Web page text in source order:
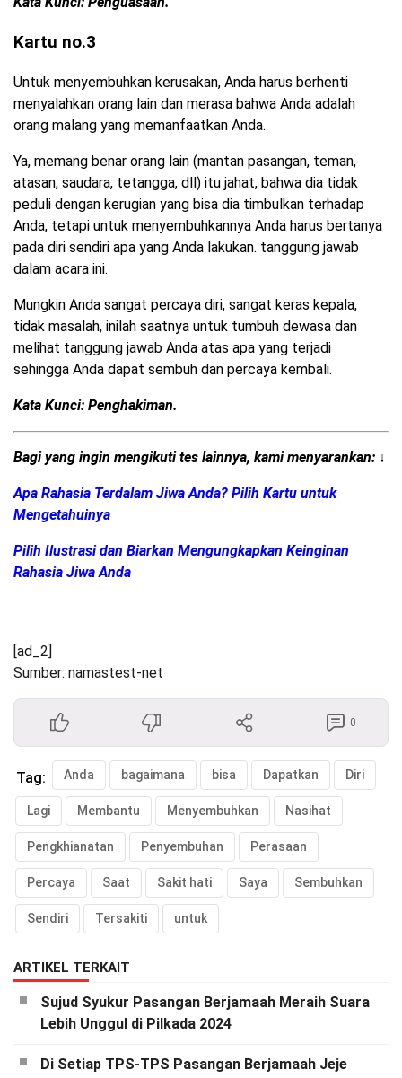
Kartu no.3
Untuk menyembuhkan kerusakan, Anda harus berhenti
menyalahkan orang lain dan merasa bahwa Anda adalah
orang malang yang memanfaatkan Anda.
Ya, memang benar orang lain (mantan pasangan, teman,
atasan, saudara, tetangga, dll) itu jahat, bahwa dia tidak
peduli dengan kerugian yang bisa dia timbulkan terhadap
Anda, tetapi untuk menyembuhkannya Anda harus bertanya
pada diri sendiri apa yang Anda lakukan. tanggung jawab
dalam acara ini.
Mungkin Anda sangat percaya diri, sangat keras kepala,
tidak masalah, inilah saatnya untuk tumbuh dewasa dan
melihat tanggung jawab Anda atas apa yang terjadi
sehingga Anda dapat sembuh dan percaya kembali.
Kata Kunci: Penghakiman.
Bagi yang ingin mengikuti tes lainnya, kami menyarankan: ↓
Apa Rahasia Terdalam Jiwa Anda? Pilih Kartu untuk
Mengetahuinya
Pilih Ilustrasi dan Biarkan Mengungkapkan Keinginan
Rahasia Jiwa Anda
[ad_2]
Sumber: namastest-net
0
Tag: Anda bagaimana bisa Dapatkan Diri
Lagi Membantu Menyembuhkan Nasihat
Pengkhianatan Penyembuhan Perasaan
Percaya Saat Sakit hati Saya Sembuhkan
Sendiri Tersakiti untuk
ARTIKEL TERKAIT
Sujud Syukur Pasangan Berjamaah Meraih Suara
Lebih Unggul di Pilkada 2024
Di Setiap TPS-TPS Pasangan Berjamaah Jeje